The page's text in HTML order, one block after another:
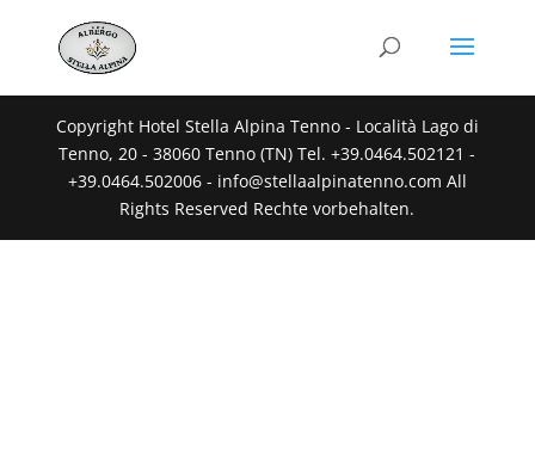
Copyright Hotel Stella Alpina Tenno - Località Lago di
Tenno, 20 - 38060 Tenno (TN) Tel. +39.0464.502121 -
+39.0464.502006 - info@stellaalpinatenno.com All
Rights Reserved Rechte vorbehalten.